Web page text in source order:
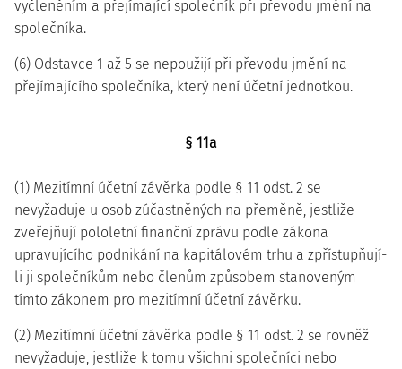
vyčleněním a přejímající společník při převodu jmění na
společníka.
(6) Odstavce 1 až 5 se nepoužijí při převodu jmění na
přejímajícího společníka, který není účetní jednotkou.
§ 11a
(1) Mezitímní účetní závěrka podle § 11 odst. 2 se
nevyžaduje u osob zúčastněných na přeměně, jestliže
zveřejňují pololetní finanční zprávu podle zákona
upravujícího podnikání na kapitálovém trhu a zpřístupňují-
li ji společníkům nebo členům způsobem stanoveným
tímto zákonem pro mezitímní účetní závěrku.
(2) Mezitímní účetní závěrka podle § 11 odst. 2 se rovněž
nevyžaduje, jestliže k tomu všichni společníci nebo